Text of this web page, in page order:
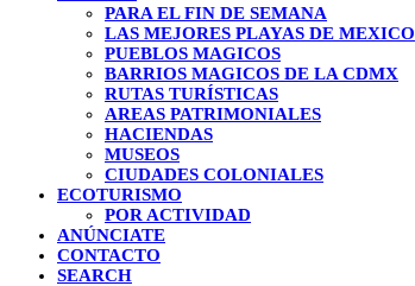
PARA EL FIN DE SEMANA
LAS MEJORES PLAYAS DE MEXICO
PUEBLOS MAGICOS
BARRIOS MAGICOS DE LA CDMX
RUTAS TURÍSTICAS
AREAS PATRIMONIALES
HACIENDAS
MUSEOS
CIUDADES COLONIALES
ECOTURISMO
POR ACTIVIDAD
ANÚNCIATE
CONTACTO
SEARCH